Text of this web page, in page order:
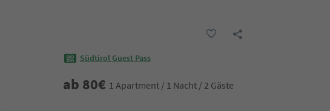
Südtirol Guest Pass
ab 80€ 1 Apartment / 1 Nacht / 2 Gäste